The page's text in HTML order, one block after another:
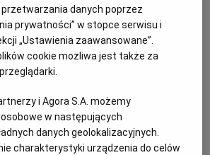
Przetargi
Mieszkaniowa w Suwałkach
nieograniczony na modernizacje
10 dni do końca
danych poprzez
prywatności” w stopce serwisu i
„Ustawienia zaawansowane”.
cookie możliwa jest także za
i Agora S.A. możemy
w następujących
danych geolokalizacyjnych.
charakterystyki urządzenia do celów